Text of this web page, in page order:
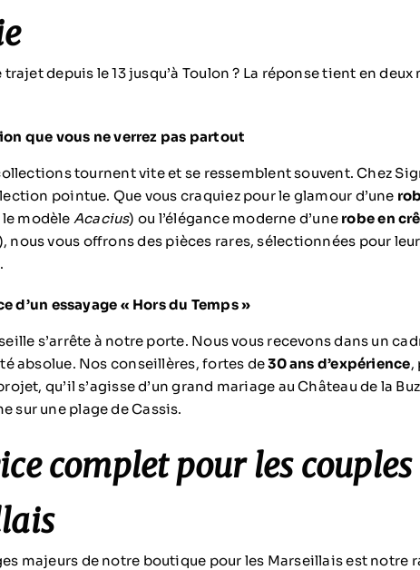
depuis le 13 jusqu’à Toulon ? La réponse tient en deux
que vous ne verrez pas partout
tournent vite et se ressemblent souvent. Chez
pointue. Que vous craquiez pour le glamour d’une
modèle Acacius) ou l’élégance moderne d’une robe en
nous vous offrons des pièces rares, sélectionnées pour leur
.
d’un essayage « Hors du Temps »
s’arrête à notre porte. Nous vous recevons dans un
absolue. Nos conseillères, fortes de30 ans d’expérience,
qu’il s’agisse d’un grand mariage au Château de la
sur une plage de Cassis.
complet pour les couples
majeurs de notre boutique pour les Marseillais est notre